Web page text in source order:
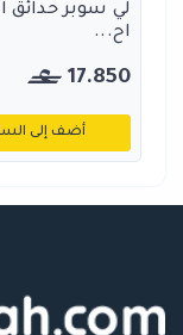
لي سوبر حدائق
اح...
17.850
أضف إلى